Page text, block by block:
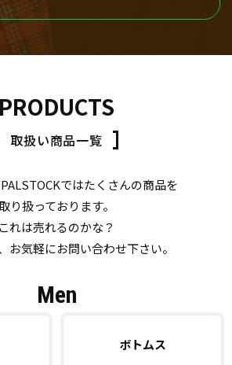
PRODUCTS
取扱い商品一覧
ではたくさんの商品を
り扱っております。
これは売れるのかな？
お気軽にお問い合わせ下さい。
Men
ボトムス